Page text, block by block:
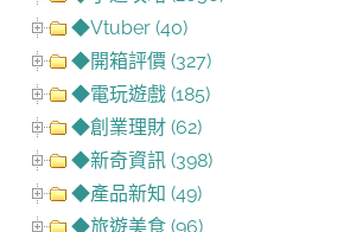
◆Vtuber (40)
◆開箱評價 (327)
◆電玩遊戲 (185)
◆創業理財 (62)
◆新奇資訊 (398)
◆產品新知 (49)
◆旅遊美食 (96)